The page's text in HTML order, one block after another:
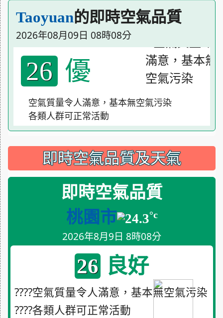
Taoyuan的即時空氣品質
2026年08月09日 08時08分
26 優
空氣質量令人滿意，基本無空氣污染
各類人群可正常活動
即時空氣品質及天氣
即時空氣品質
桃園市 24.3°c
2026年8月9日 8時08分
26 良好
????空氣質量令人滿意，基本無空氣污染
????各類人群可正常活動